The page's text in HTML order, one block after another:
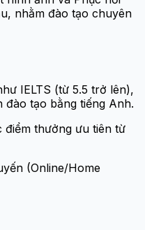
nhằm đào tạo chuyên
IELTS (từ 5.5 trở lên),
đào tạo bằng tiếng Anh.
điểm thưởng ưu tiên từ
(Online/Home